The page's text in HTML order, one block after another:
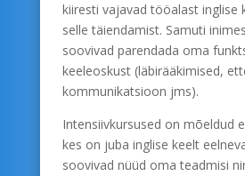
kiiresti vajavad tööalast inglise
selle täiendamist. Samuti
soovivad parendada oma
keeleoskust (läbirääkimised,
kommunikatsioon jms).
Intensiivkursused on mõeldud
kes on juba inglise keelt
soovivad nüüd oma teadmisi